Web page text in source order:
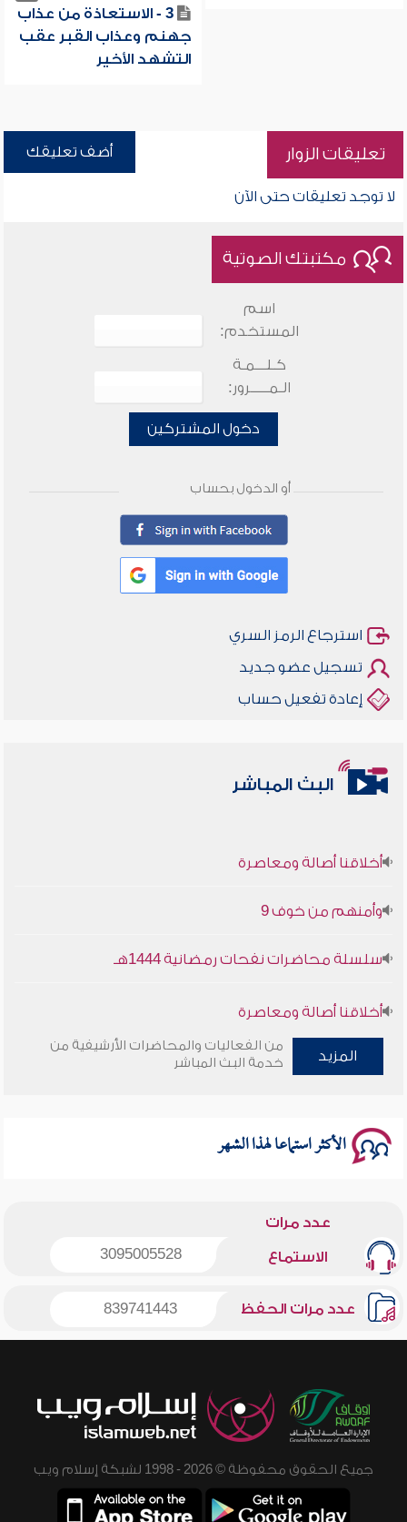
3 - الاستعاذة من عذاب
جهنم وعذاب القبر عقب
التشهد الأخير
تعليقات الزوار أضف تعليقك
لا توجد تعليقات حتى الآن
مكتبتك الصوتية
اسم
المستخدم:
كـلـــمـة
الـمـــــرور:
دخول المشتركين
أو الدخول بحساب
استرجاع الرمز السري
تسجيل عضو جديد
إعادة تفعيل حساب
البث المباشر
أخلاقنا أصالة ومعاصرة
وأمنهم من خوف 9
سلسلة محاضرات نفحات رمضانية 1444هـ
أخلاقنا أصالة ومعاصرة
وأمنهم من خوف 9
المزيد
من الفعاليات والمحاضرات الأرشيفية من
خدمة البث المباشر
الأكثر استماعا لهذا الشهر
عدد مرات
الاستماع 3095005528
عدد مرات الحفظ 839741443
جميع الحقوق محفوظة © 2026 - 1998 لشبكة إسلام ويب